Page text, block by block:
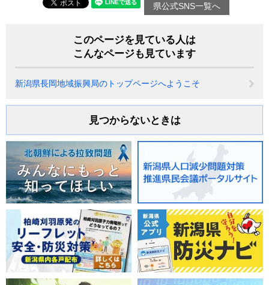
県公式SNS一覧へ
このページを見ている人は
こんなページも見ています
新潟県長岡地域振興局のトップページへようこそ
見つからないときは